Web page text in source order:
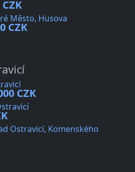
Město, Husova
CZK
CZK
Ostravicí, Komenského